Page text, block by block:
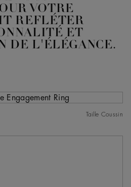
VOTRE
REFLÉTER
ET
DE L'ÉLÉGANCE.
Taille Coussin